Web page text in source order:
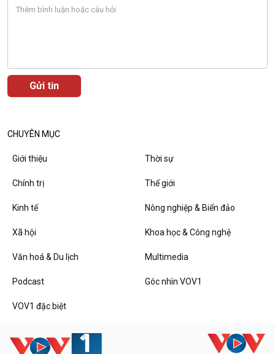
Podcast
VOV1 đặc biệt
Thanh âm ký sự
Các chương trình đặc biệt
CHUYÊN MỤC
Giới thiệu Thời sự
Chính trị Thế giới
Kinh tế Nông nghiệp & Biển đảo
Xã hội Khoa học & Công nghệ
Văn hoá & Du lịch Multimedia
Podcast Góc nhìn VOV1
VOV1 đặc biệt